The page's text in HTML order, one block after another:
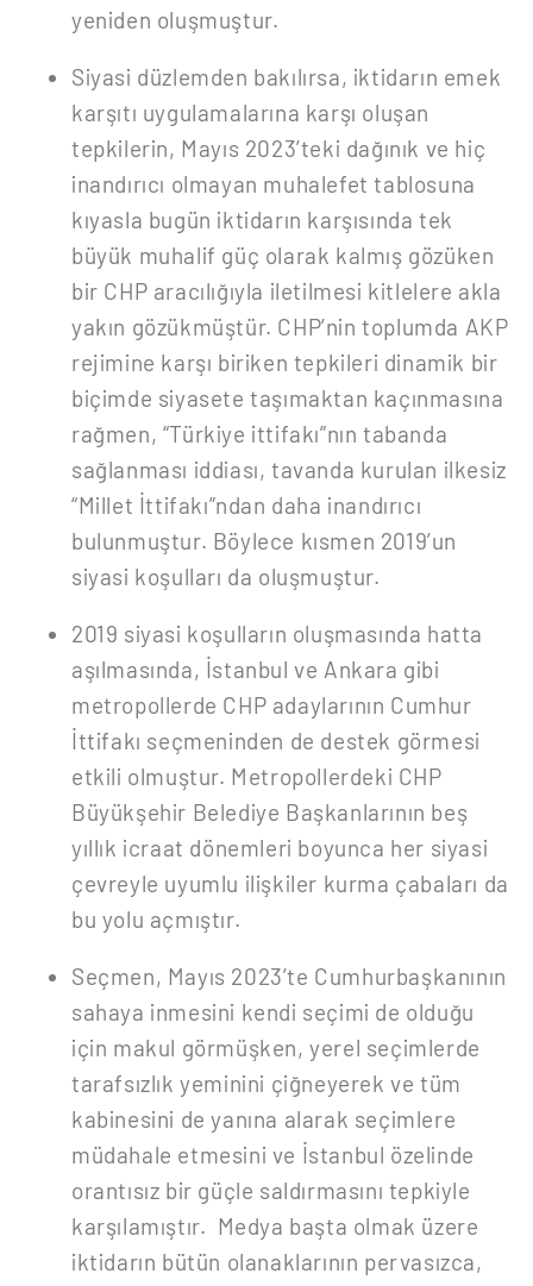
yeniden oluşmuştur.
Siyasi düzlemden bakılırsa, iktidarın emek
karşıtı uygulamalarına karşı oluşan
tepkilerin, Mayıs 2023’teki dağınık ve hiç
inandırıcı olmayan muhalefet tablosuna
kıyasla bugün iktidarın karşısında tek
büyük muhalif güç olarak kalmış gözüken
bir CHP aracılığıyla iletilmesi kitlelere akla
yakın gözükmüştür. CHP’nin toplumda AKP
rejimine karşı biriken tepkileri dinamik bir
biçimde siyasete taşımaktan kaçınmasına
rağmen, “Türkiye ittifakı”nın tabanda
sağlanması iddiası, tavanda kurulan ilkesiz
“Millet İttifakı”ndan daha inandırıcı
bulunmuştur. Böylece kısmen 2019’un
siyasi koşulları da oluşmuştur.
2019 siyasi koşulların oluşmasında hatta
aşılmasında, İstanbul ve Ankara gibi
metropollerde CHP adaylarının Cumhur
İttifakı seçmeninden de destek görmesi
etkili olmuştur. Metropollerdeki CHP
Büyükşehir Belediye Başkanlarının beş
yıllık icraat dönemleri boyunca her siyasi
çevreyle uyumlu ilişkiler kurma çabaları da
bu yolu açmıştır.
Seçmen, Mayıs 2023’te Cumhurbaşkanının
sahaya inmesini kendi seçimi de olduğu
için makul görmüşken, yerel seçimlerde
tarafsızlık yeminini çiğneyerek ve tüm
kabinesini de yanına alarak seçimlere
müdahale etmesini ve İstanbul özelinde
orantısız bir güçle saldırmasını tepkiyle
karşılamıştır. Medya başta olmak üzere
iktidarın bütün olanaklarının pervasızca,